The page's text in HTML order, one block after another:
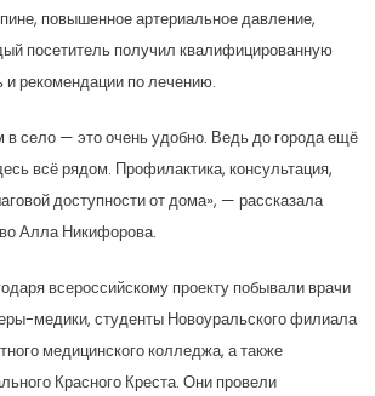
повышенное артериальное давление,
посетитель получил квалифицированную
рекомендации по лечению.
в село — это очень удобно. Ведь до города ещё
всё рядом. Профилактика, консультация,
доступности от дома», — рассказала
Алла Никифорова.
всероссийскому проекту побывали врачи
медики, студенты Новоуральского филиала
медицинского колледжа, а также
Красного Креста. Они провели